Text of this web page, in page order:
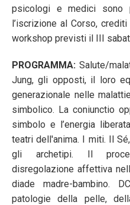
psicologi e medici sono
l’iscrizione al Corso,
workshop previsti il III
PROGRAMMA: Salute/
Jung, gli opposti, il loro
generazionale nelle
simbolico. La coniunctio
simbolo e l’energia
teatri dell'anima. I miti. Il
gli archetipi. Il
disregolazione affettiva
diade madre-bambino.
patologie della pelle,